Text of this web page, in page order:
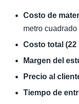
Costo de
metro cuadrado
Costo total (22
Margen del
Precio al
Tiempo de